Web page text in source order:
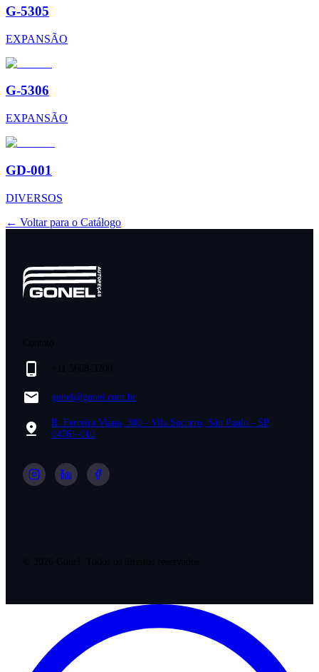
G-5305
EXPANSÃO
G-5306
EXPANSÃO
GD-001
DIVERSOS
← Voltar para o Catálogo
gonel@gonel.com.br
R. Ferreira Viana, 300 - Vila Socorro, São Paulo - SP,
04761-010